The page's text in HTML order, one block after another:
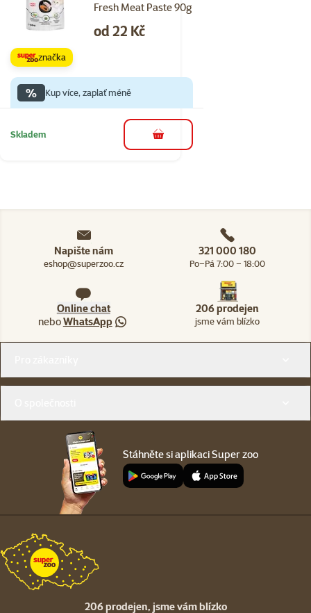
Fresh Meat Paste 90g
Cena
od 22 Kč
značka
% Kup více, zaplať méně
Skladem do košíku
Napište nám
eshop@superzoo.cz
321 000 180
Po–Pá 7:00 – 18:00
Online chat
neboWhatsApp
206 prodejen
jsme vám blízko
Stáhněte si aplikaci Super zoo
206 prodejen, jsme vám blízko